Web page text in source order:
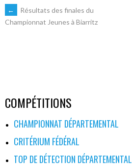
NAVIGATION
←
Résultats des finales du
Championnat Jeunes à Biarritz
COMPÉTITIONS
CHAMPIONNAT DÉPARTEMENTAL
CRITÉRIUM FÉDÉRAL
TOP DE DÉTECTION DÉPARTEMENTAL